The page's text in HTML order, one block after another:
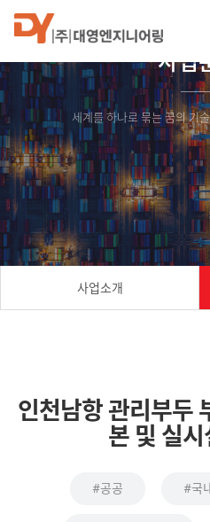
사업소개
사업
세계를 하나로 묶는 꿈의 기
인천남항 관리부두
본 및 실
#공공 #국